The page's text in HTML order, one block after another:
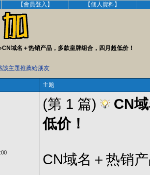
【會員登入】 【個人資料】
域名＋热销产品，多款皇牌组合，四月超低价！
該主題推薦給朋友
主題
(第 1 篇)
CN
低价！
CN域名＋热销